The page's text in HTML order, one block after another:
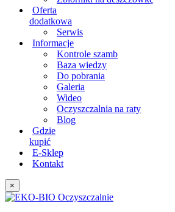
Oferta
dodatkowa
Serwis
Informacje
Kontrole szamb
Baza wiedzy
Do pobrania
Galeria
Wideo
Oczyszczalnia na raty
Blog
Gdzie
kupić
E-Sklep
Kontakt
×